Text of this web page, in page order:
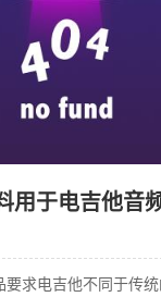
用于电吉他音
求电吉他不同于传